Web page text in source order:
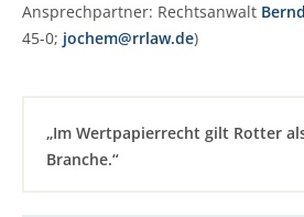
Ansprechpartner: Rechtsanwalt
45-0; jochem@rrlaw.de)
„Im Wertpapierrecht gilt Rotter
Branche.“